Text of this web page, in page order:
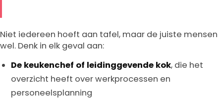
Niet iedereen hoeft aan tafel, maar de juiste mensen
wel. Denk in elk geval aan:
De keukenchef of leidinggevende kok, die het
overzicht heeft over werkprocessen en
personeelsplanning